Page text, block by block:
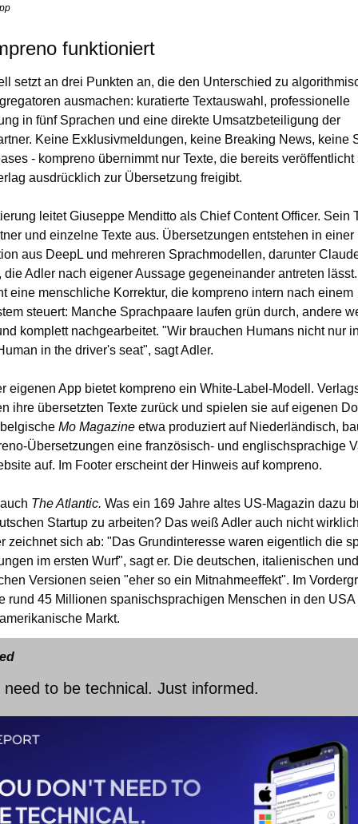
funktioniert
setzt an drei Punkten an, die den Unterschied zu
ausmachen: kuratierte Textauswahl, professionelle
in fünf Sprachen und eine direkte Umsatzbeteiligung der
Keine Exklusivmeldungen, keine Breaking News, keine
- kompreno übernimmt nur Texte, die bereits veröffentlicht
ausdrücklich zur Übersetzung freigibt.
leitet Giuseppe Menditto als Chief Content Officer. Sein
und einzelne Texte aus. Übersetzungen entstehen in einer
aus DeepL und mehreren Sprachmodellen, darunter
die Adler nach eigener Aussage gegeneinander antreten
eine menschliche Korrektur, die kompreno intern nach einem
steuert: Manche Sprachpaare laufen grün durch, andere
komplett nachgearbeitet. "Wir brauchen Humans nicht nur
in the driver's seat", sagt Adler.
eigenen App bietet kompreno ein White-Label-Modell.
ihre übersetzten Texte zurück und spielen sie auf eigenen
Mo Magazine etwa produziert auf Niederländisch,
Übersetzungen eine französisch- und englischsprachige
auf. Im Footer erscheint der Hinweis auf kompreno.
The Atlantic. Was ein 169 Jahre altes US-Magazin dazu
Startup zu arbeiten? Das weiß Adler auch nicht
zeichnet sich ab: "Das Grundinteresse waren eigentlich die
im ersten Wurf", sagt er. Die deutschen, italienischen und
Versionen seien "eher so ein Mitnahmeeffekt". Im
rund 45 Millionen spanischsprachigen Menschen in den
Markt.
need to be technical. Just informed.